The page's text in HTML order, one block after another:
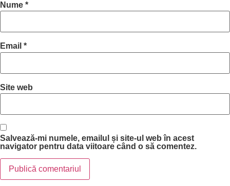
Nume *
Email *
Site web
Salvează-mi numele, emailul și site-ul web în acest
navigator pentru data viitoare când o să comentez.